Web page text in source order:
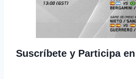
Suscríbete y Participa